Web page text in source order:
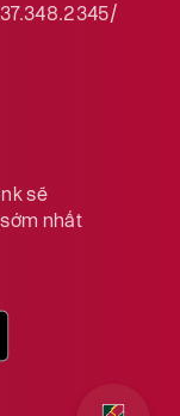
sẽ
nhất